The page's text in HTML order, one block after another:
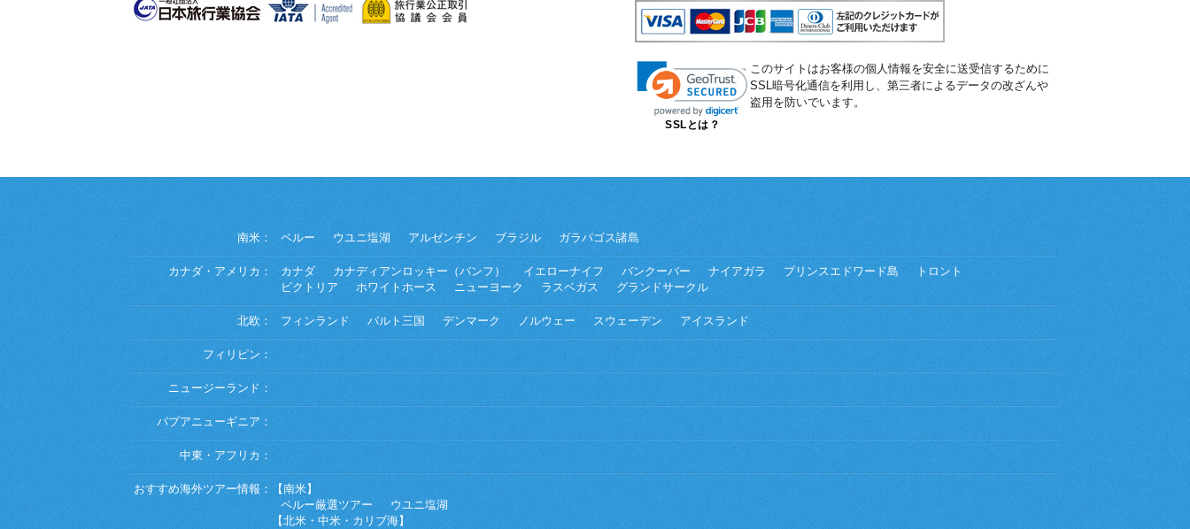
SSLとは？
このサイトはお客様の個人情報を安全に送受信するために
SSL暗号化通信を利用し、第三者によるデータの改ざんや
盗用を防いでいます。
南米： ペルー ウユニ塩湖 アルゼンチン ブラジル ガラパゴス諸島
カナダ・アメリカ： カナダ カナディアンロッキー（バンフ） イエローナイフ バンクーバー ナイアガラ プリンスエドワード島
トロント
ビクトリア
ホワイトホース ニューヨーク ラスベガス グランドサークル
北欧： フィンランド バルト三国 デンマーク ノルウェー スウェーデン アイスランド
フィリピン：
ニュージーランド：
パプアニューギニア：
中東・アフリカ：
おすすめ海外ツアー情報：
【南米】
ペルー厳選ツアー
ウユニ塩湖
【北米・中米・カリブ海】